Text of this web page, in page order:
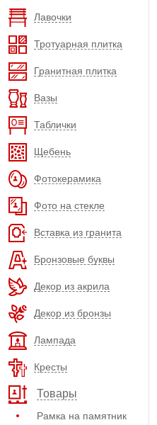
Лавочки
Тротуарная плитка
Гранитная плитка
Вазы
Таблички
Щебень
Фотокерамика
Фото на стекле
Вставка из гранита
Бронзовые буквы
Декор из акрила
Декор из бронзы
Лампада
Кресты
Товары
Рамка на памятник